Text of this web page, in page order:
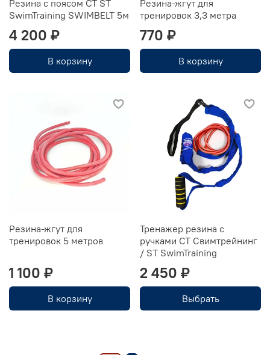
Резина с поясом СТ ST
SwimTraining SWIMBELT 5м
4 200 ₽
В корзину
Резина-жгут для
тренировок 3,3 метра
770 ₽
В корзину
Резина-жгут для
тренировок 5 метров
1 100 ₽
В корзину
Тренажер резина с
ручками CT Свимтрейнинг
/ ST SwimTraining
2 450 ₽
Выбрать